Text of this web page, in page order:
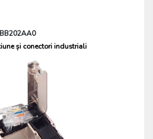
și conectori industriali